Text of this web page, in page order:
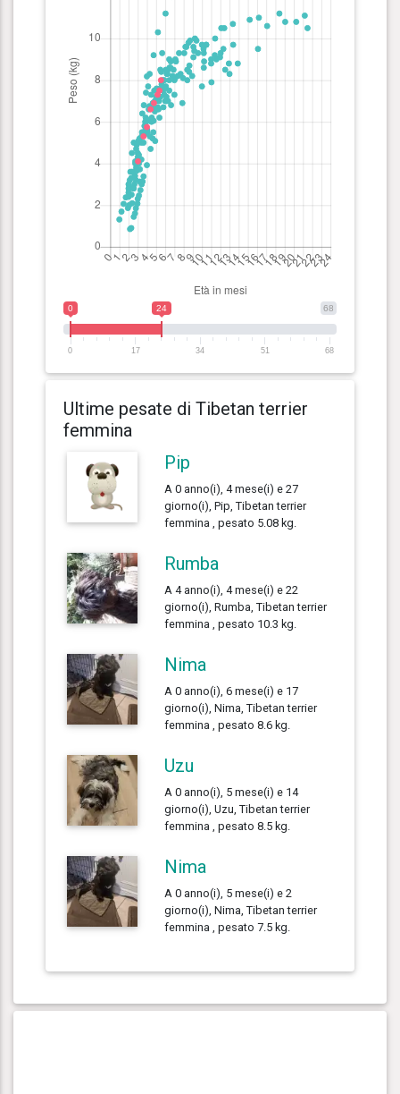
68
0 24
0 17 34 51 68
Ultime pesate di Tibetan terrier
femmina
Pip
A 0 anno(i), 4 mese(i) e 27
giorno(i), Pip, Tibetan terrier
femmina , pesato 5.08 kg.
Rumba
A 4 anno(i), 4 mese(i) e 22
giorno(i), Rumba, Tibetan terrier
femmina , pesato 10.3 kg.
Nima
A 0 anno(i), 6 mese(i) e 17
giorno(i), Nima, Tibetan terrier
femmina , pesato 8.6 kg.
Uzu
A 0 anno(i), 5 mese(i) e 14
giorno(i), Uzu, Tibetan terrier
femmina , pesato 8.5 kg.
Nima
A 0 anno(i), 5 mese(i) e 2
giorno(i), Nima, Tibetan terrier
femmina , pesato 7.5 kg.